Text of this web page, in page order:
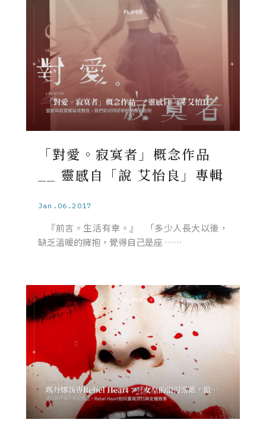
「對愛。寂寞者」概念作品
__ 靈感自「說 艾怡良」專輯
Jan.06.2017
『前言。生活有幸。』 「多少人長大以後，
缺乏溫暖的擁抱，覺得自己是座 ……